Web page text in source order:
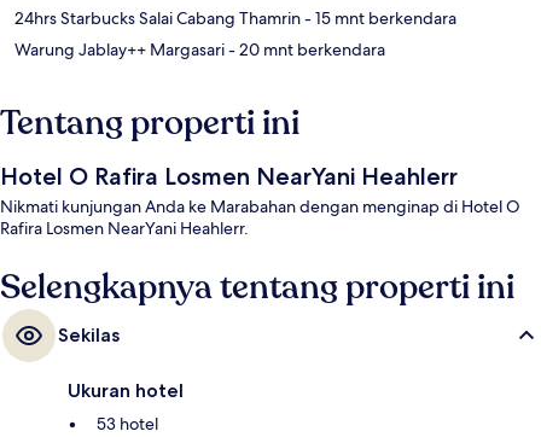
‪24hrs Starbucks Salai Cabang Thamrin - ‬15 mnt berkendara
‪Warung Jablay++ Margasari - ‬20 mnt berkendara
Tentang properti ini
Hotel O Rafira Losmen NearYani Heahlerr
Nikmati kunjungan Anda ke Marabahan dengan menginap di Hotel O
Rafira Losmen NearYani Heahlerr.
Selengkapnya tentang properti ini
Sekilas
Ukuran hotel
53 hotel